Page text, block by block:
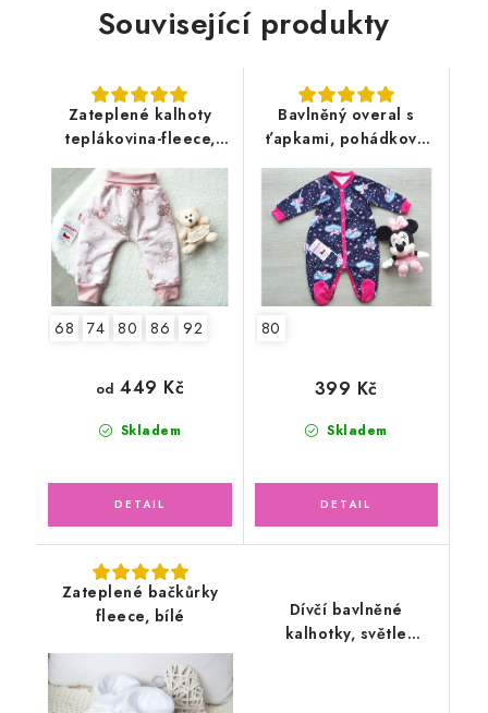
Související produkty
Zateplené kalhoty
teplákovina-fleece,
medvědí holčička
68 74 80 86 92
Skladem
od 449 Kč
Bavlněný overal s
ťapkami, pohádková
víla
80
Skladem
399 Kč
Zateplené bačkůrky
fleece, bílé
Dívčí bavlněné
kalhotky, světle